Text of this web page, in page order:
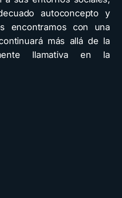
autoconcepto y
encontramos con una
más allá de la
llamativa en la